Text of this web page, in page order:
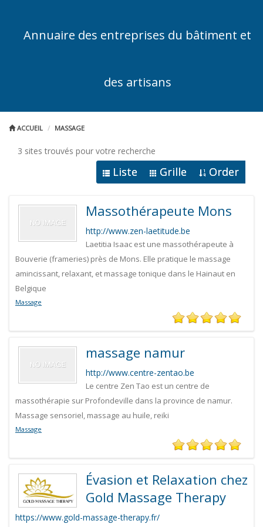
Annuaire des entreprises du bâtiment et
des artisans
ACCUEIL MASSAGE
3 sites trouvés pour votre recherche
Liste Grille Order
Massothérapeute Mons
http://www.zen-laetitude.be
Laetitia Isaac est une massothérapeute à
Bouverie (frameries) près de Mons. Elle pratique le massage
amincissant, relaxant, et massage tonique dans le Hainaut en
Belgique
Massage
massage namur
http://www.centre-zentao.be
Le centre Zen Tao est un centre de
massothérapie sur Profondeville dans la province de namur.
Massage sensoriel, massage au huile, reiki
Massage
Évasion et Relaxation chez
Gold Massage Therapy
https://www.gold-massage-therapy.fr/